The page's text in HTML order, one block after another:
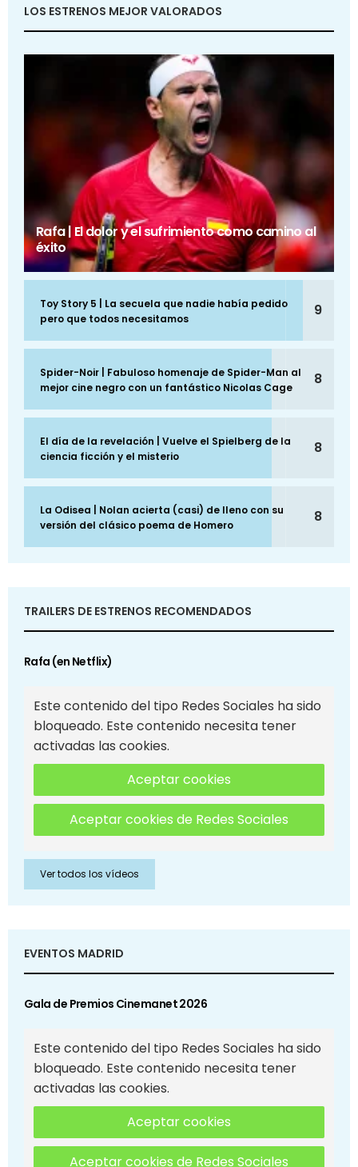
LOS ESTRENOS MEJOR VALORADOS
Rafa | El dolor y el sufrimiento como camino al
éxito
Toy Story 5 | La secuela que nadie había pedido
pero que todos necesitamos
9
Spider-Noir | Fabuloso homenaje de Spider-Man al
mejor cine negro con un fantástico Nicolas Cage
8
El día de la revelación | Vuelve el Spielberg de la
ciencia ficción y el misterio
8
La Odisea | Nolan acierta (casi) de lleno con su
versión del clásico poema de Homero
8
TRAILERS DE ESTRENOS RECOMENDADOS
Rafa (en Netflix)
Este contenido del tipo Redes Sociales ha sido
bloqueado. Este contenido necesita tener
activadas las cookies.
Aceptar cookies
Aceptar cookies de Redes Sociales
Ver todos los vídeos
EVENTOS MADRID
Gala de Premios Cinemanet 2026
Este contenido del tipo Redes Sociales ha sido
bloqueado. Este contenido necesita tener
activadas las cookies.
Aceptar cookies
Aceptar cookies de Redes Sociales